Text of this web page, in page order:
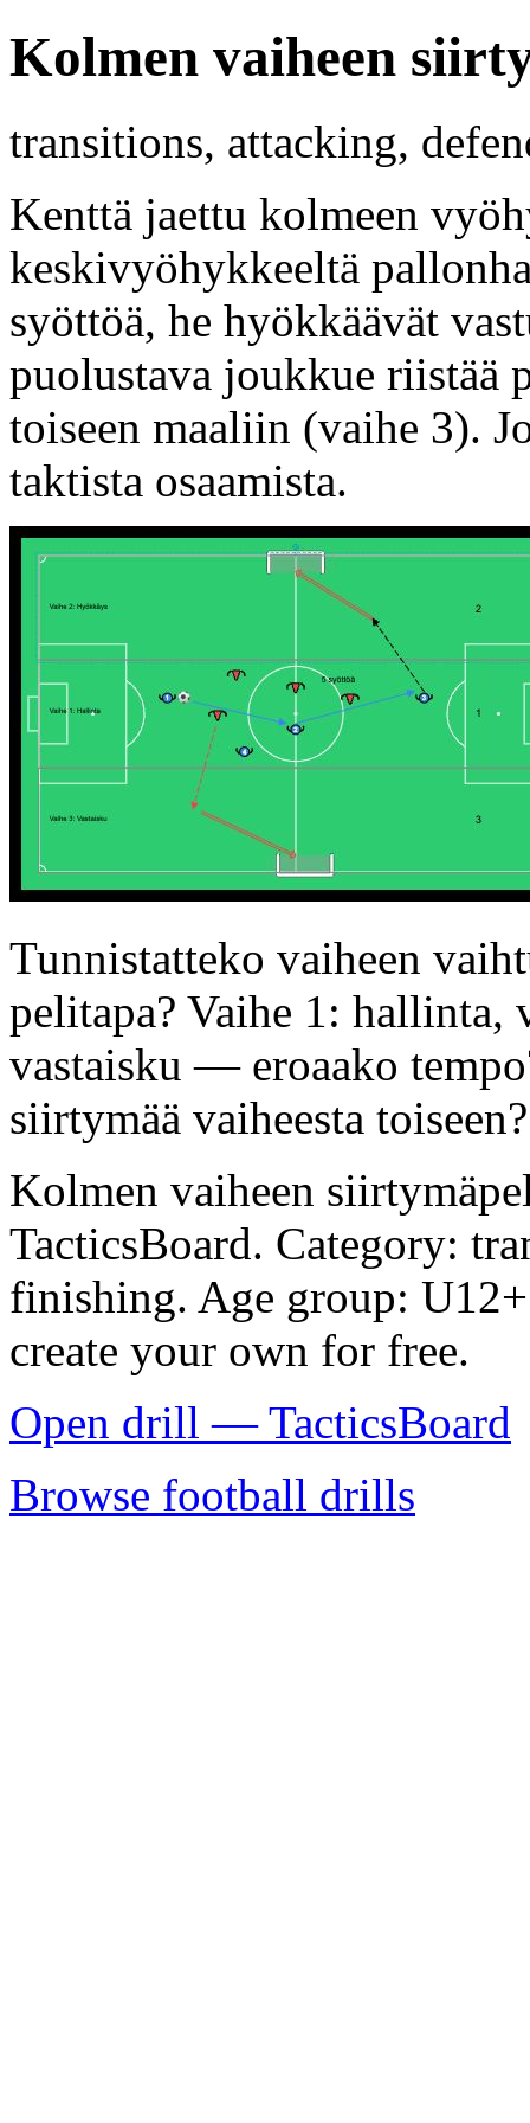
Kolmen vaiheen
transitions, attacking,
Kenttä jaettu kolmeen
keskivyöhykkeeltä
syöttöä, he hyökkäävät
puolustava joukkue riistää
toiseen maaliin (vaihe 3).
taktista osaamista.
Tunnistatteko vaiheen
pelitapa? Vaihe 1: hallinta,
vastaisku — eroaako
siirtymää vaiheesta toiseen?
Kolmen vaiheen
TacticsBoard. Category:
finishing. Age group:
create your own for free.
Open drill — TacticsBoard
Browse football drills